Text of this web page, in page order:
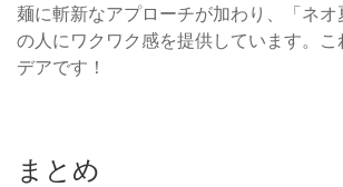
麺に斬新なアプローチが加わり、「ネオ
の人にワクワク感を提供しています。こ
デアです！
まとめ